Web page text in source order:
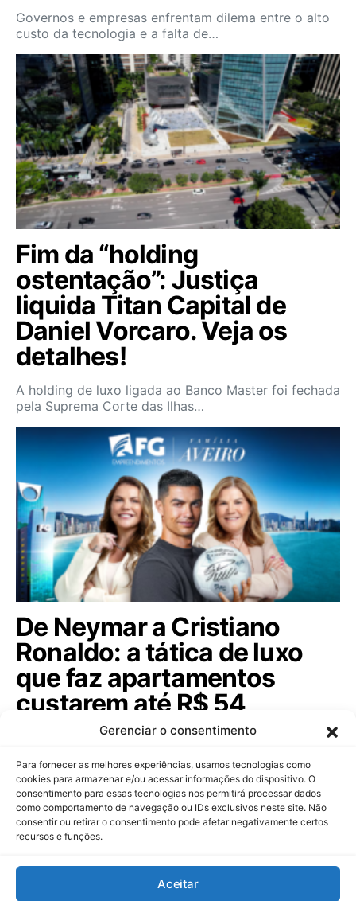
Gerenciar o consentimento
Para fornecer as melhores experiências, usamos tecnologias como
cookies para armazenar e/ou acessar informações do dispositivo. O
consentimento para essas tecnologias nos permitirá processar dados
como comportamento de navegação ou IDs exclusivos neste site. Não
consentir ou retirar o consentimento pode afetar negativamente certos
recursos e funções.
Aceitar
Governos e empresas enfrentam dilema entre o alto
custo da tecnologia e a falta de…
Fim da “holding
ostentação”: Justiça
liquida Titan Capital de
Daniel Vorcaro. Veja os
detalhes!
A holding de luxo ligada ao Banco Master foi fechada
pela Suprema Corte das Ilhas…
De Neymar a Cristiano
Ronaldo: a tática de luxo
que faz apartamentos
custarem até R$ 54
milhões
Celebridades globais e ídolos sertanejos agora são
sócios de construtoras para atrair…
Dinheiropédia